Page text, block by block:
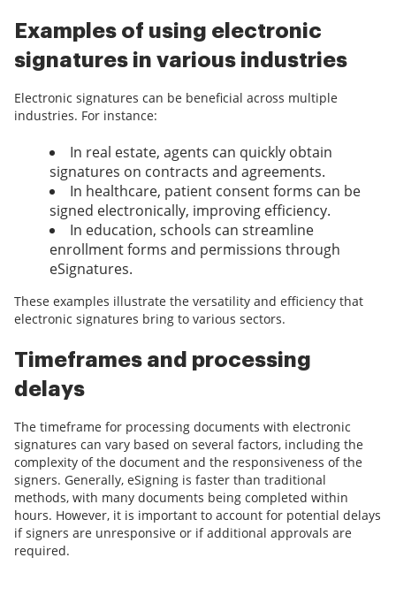
Examples of using electronic
signatures in various industries
Electronic signatures can be beneficial across multiple
industries. For instance:
In real estate, agents can quickly obtain
signatures on contracts and agreements.
In healthcare, patient consent forms can be
signed electronically, improving efficiency.
In education, schools can streamline
enrollment forms and permissions through
eSignatures.
These examples illustrate the versatility and efficiency that
electronic signatures bring to various sectors.
Timeframes and processing
delays
The timeframe for processing documents with electronic
signatures can vary based on several factors, including the
complexity of the document and the responsiveness of the
signers. Generally, eSigning is faster than traditional
methods, with many documents being completed within
hours. However, it is important to account for potential delays
if signers are unresponsive or if additional approvals are
required.